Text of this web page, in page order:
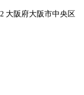
大阪府大阪市中央区